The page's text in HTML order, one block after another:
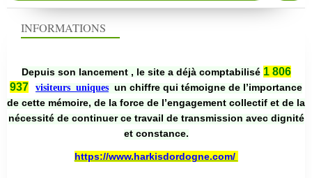
INFORMATIONS
Depuis son lancement , le site a déjà comptabilisé 1 806
937
visiteurs uniques un chiffre qui témoigne de l’importance
de cette mémoire, de la force de l’engagement collectif et de la
nécessité de continuer ce travail de transmission avec dignité
et constance.
https://www.harkisdordogne.com/